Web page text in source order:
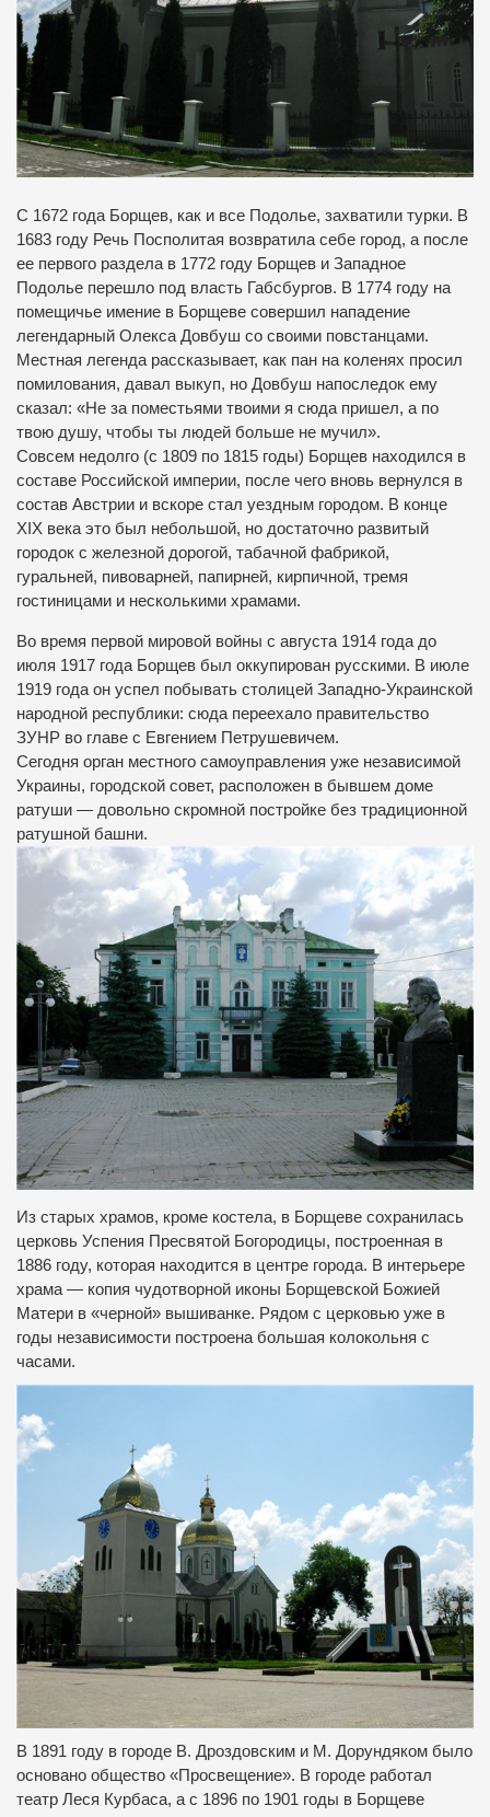
С 1672 года Борщев, как и все Подолье, захватили турки. В
1683 году Речь Посполитая возвратила себе город, а после
ее первого раздела в 1772 году Борщев и Западное
Подолье перешло под власть Габсбургов. В 1774 году на
помещичье имение в Борщеве совершил нападение
легендарный Олекса Довбуш со своими повстанцами.
Местная легенда рассказывает, как пан на коленях просил
помилования, давал выкуп, но Довбуш напоследок ему
сказал: «Не за поместьями твоими я сюда пришел, а по
твою душу, чтобы ты людей больше не мучил».
Совсем недолго (с 1809 по 1815 годы) Борщев находился в
составе Российской империи, после чего вновь вернулся в
состав Австрии и вскоре стал уездным городом. В конце
XIX века это был небольшой, но достаточно развитый
городок с железной дорогой, табачной фабрикой,
гуральней, пивоварней, папирней, кирпичной, тремя
гостиницами и несколькими храмами.
Во время первой мировой войны с августа 1914 года до
июля 1917 года Борщев был оккупирован русскими. В июле
1919 года он успел побывать столицей Западно-Украинской
народной республики: сюда переехало правительство
ЗУНР во главе с Евгением Петрушевичем.
Сегодня орган местного самоуправления уже независимой
Украины, городской совет, расположен в бывшем доме
ратуши — довольно скромной постройке без традиционной
ратушной башни.
Из старых храмов, кроме костела, в Борщеве сохранилась
церковь Успения Пресвятой Богородицы, построенная в
1886 году, которая находится в центре города. В интерьере
храма — копия чудотворной иконы Борщевской Божией
Матери в «черной» вышиванке. Рядом с церковью уже в
годы независимости построена большая колокольня с
часами.
В 1891 году в городе В. Дроздовским и М. Дорундяком было
основано общество «Просвещение». В городе работал
театр Леся Курбаса, а с 1896 по 1901 годы в Борщеве